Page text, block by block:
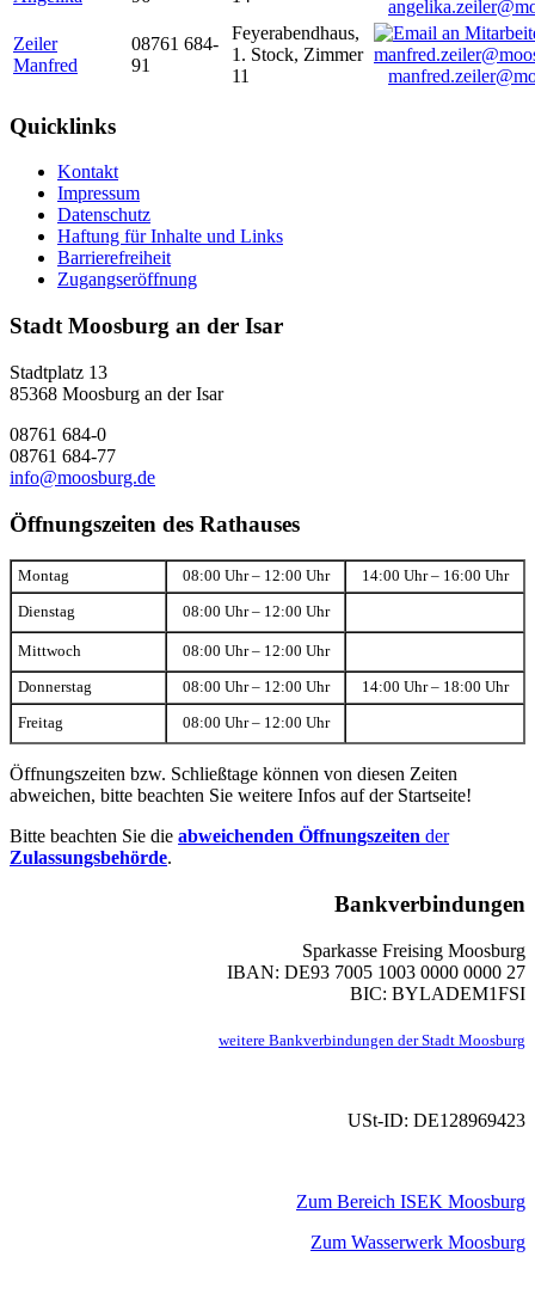
Zeiler
Manfred
08761 684-
91
Feyerabendhaus,
1. Stock, Zimmer
11
Quicklinks
Kontakt
Impressum
Datenschutz
Haftung für Inhalte und Links
Barrierefreiheit
Zugangseröffnung
Stadt Moosburg an der Isar
Stadtplatz 13
85368 Moosburg an der Isar
08761 684-0
08761 684-77
info@moosburg.de
Öffnungszeiten des Rathauses
Montag 08:00 Uhr – 12:00 Uhr 14:00 Uhr – 16:00 Uhr
Dienstag 08:00 Uhr – 12:00 Uhr
Mittwoch 08:00 Uhr – 12:00 Uhr
Donnerstag 08:00 Uhr – 12:00 Uhr 14:00 Uhr – 18:00 Uhr
Freitag 08:00 Uhr – 12:00 Uhr
Öffnungszeiten bzw. Schließtage können von diesen Zeiten
abweichen, bitte beachten Sie weitere Infos auf der Startseite!
Bitte beachten Sie die abweichenden Öffnungszeiten der
Zulassungsbehörde.
Bankverbindungen
Sparkasse Freising Moosburg
IBAN: DE93 7005 1003 0000 0000 27
BIC: BYLADEM1FSI
weitere Bankverbindungen der Stadt Moosburg
USt-ID: DE128969423
Zum Bereich ISEK Moosburg
Zum Wasserwerk Moosburg